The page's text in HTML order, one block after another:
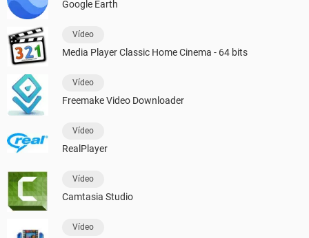
Google Earth
Vídeo
Media Player Classic Home Cinema - 64 bits
Vídeo
Freemake Video Downloader
Vídeo
RealPlayer
Vídeo
Camtasia Studio
Vídeo